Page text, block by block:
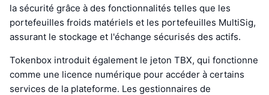
la sécurité grâce à des fonctionnalités telles que les
portefeuilles froids matériels et les portefeuilles MultiSig,
assurant le stockage et l'échange sécurisés des actifs.
Tokenbox introduit également le jeton TBX, qui fonctionne
comme une licence numérique pour accéder à certains
services de la plateforme. Les gestionnaires de